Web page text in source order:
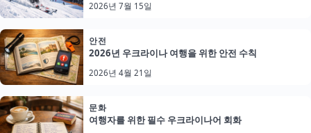
2026년 7월 15일
안전
2026년 우크라이나 여행을 위한 안전 수칙
2026년 4월 21일
문화
여행자를 위한 필수 우크라이나어 회화